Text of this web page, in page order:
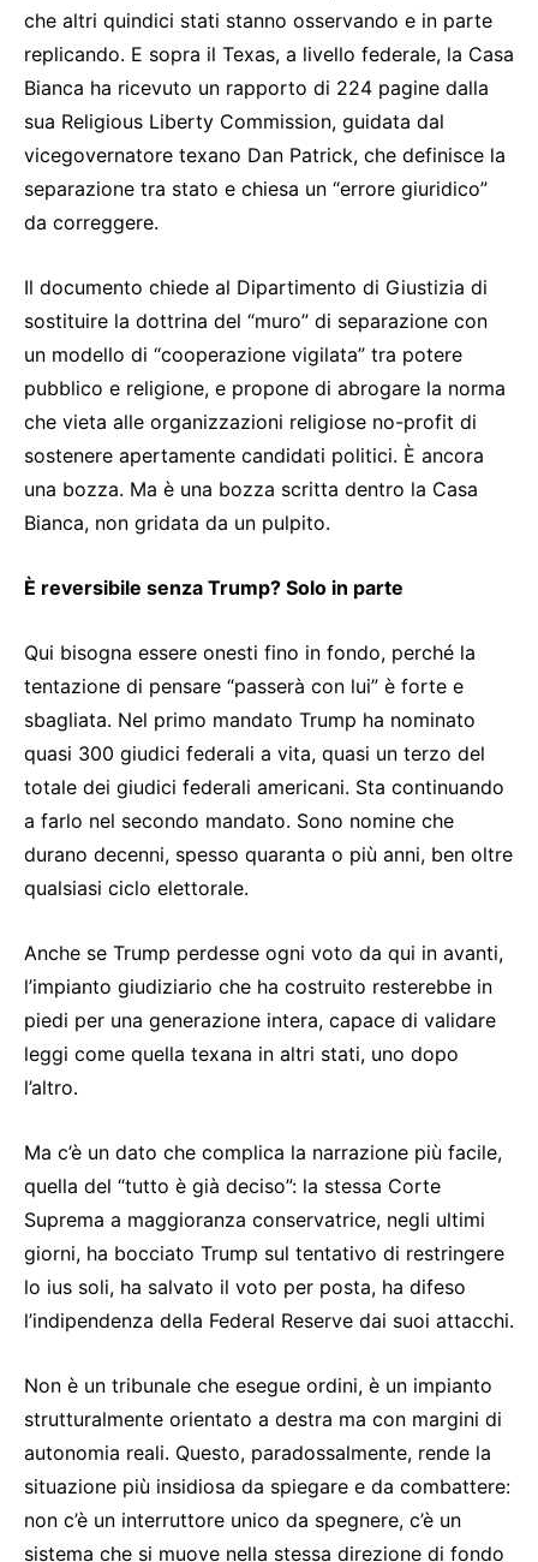
che altri quindici stati stanno osservando e in parte
replicando. E sopra il Texas, a livello federale, la Casa
Bianca ha ricevuto un rapporto di 224 pagine dalla
sua Religious Liberty Commission, guidata dal
vicegovernatore texano Dan Patrick, che definisce la
separazione tra stato e chiesa un “errore giuridico”
da correggere.
Il documento chiede al Dipartimento di Giustizia di
sostituire la dottrina del “muro” di separazione con
un modello di “cooperazione vigilata” tra potere
pubblico e religione, e propone di abrogare la norma
che vieta alle organizzazioni religiose no-profit di
sostenere apertamente candidati politici. È ancora
una bozza. Ma è una bozza scritta dentro la Casa
Bianca, non gridata da un pulpito.
È reversibile senza Trump? Solo in parte
Qui bisogna essere onesti fino in fondo, perché la
tentazione di pensare “passerà con lui” è forte e
sbagliata. Nel primo mandato Trump ha nominato
quasi 300 giudici federali a vita, quasi un terzo del
totale dei giudici federali americani. Sta continuando
a farlo nel secondo mandato. Sono nomine che
durano decenni, spesso quaranta o più anni, ben oltre
qualsiasi ciclo elettorale.
Anche se Trump perdesse ogni voto da qui in avanti,
l’impianto giudiziario che ha costruito resterebbe in
piedi per una generazione intera, capace di validare
leggi come quella texana in altri stati, uno dopo
l’altro.
Ma c’è un dato che complica la narrazione più facile,
quella del “tutto è già deciso”: la stessa Corte
Suprema a maggioranza conservatrice, negli ultimi
giorni, ha bocciato Trump sul tentativo di restringere
lo ius soli, ha salvato il voto per posta, ha difeso
l’indipendenza della Federal Reserve dai suoi attacchi.
Non è un tribunale che esegue ordini, è un impianto
strutturalmente orientato a destra ma con margini di
autonomia reali. Questo, paradossalmente, rende la
situazione più insidiosa da spiegare e da combattere:
non c’è un interruttore unico da spegnere, c’è un
sistema che si muove nella stessa direzione di fondo